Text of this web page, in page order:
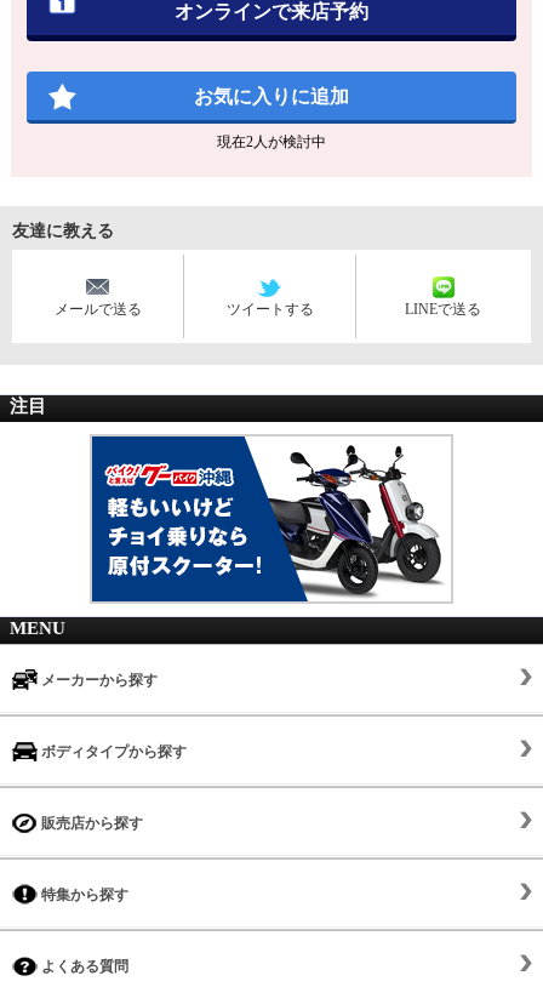
オンラインで来店予約
お気に入りに追加
現在2人が検討中
友達に教える
メールで送る ツイートする LINEで送る
注目
MENU
メーカーから探す
ボディタイプから探す
販売店から探す
特集から探す
よくある質問